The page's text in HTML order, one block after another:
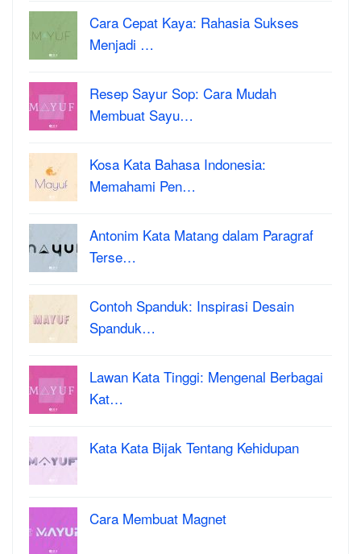
Cara Cepat Kaya: Rahasia Sukses
Menjadi …
Resep Sayur Sop: Cara Mudah
Membuat Sayu…
Kosa Kata Bahasa Indonesia:
Memahami Pen…
Antonim Kata Matang dalam Paragraf
Terse…
Contoh Spanduk: Inspirasi Desain
Spanduk…
Lawan Kata Tinggi: Mengenal Berbagai
Kat…
Kata Kata Bijak Tentang Kehidupan
Cara Membuat Magnet